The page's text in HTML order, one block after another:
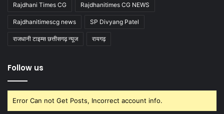
Rajdhani Times CG Rajdhanitimes CG NEWS
Rajdhanitimescg news SP Divyang Patel
राजधानी टाइम्स छत्तीसगढ़ न्यूज रायगढ़
Follow us
Error Can not Get Posts, Incorrect account info.